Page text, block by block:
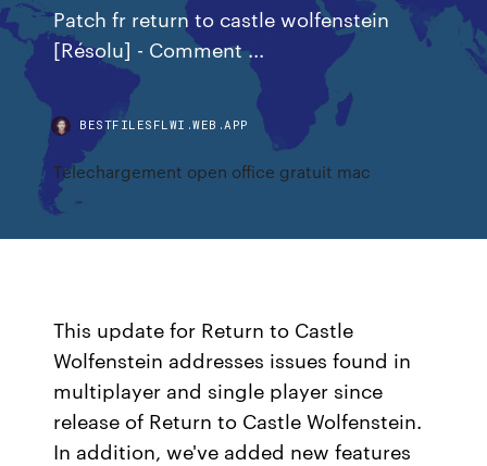
Patch fr return to castle wolfenstein
[Résolu] - Comment ...
BESTFILESFLWI.WEB.APP
Telechargement open office gratuit mac
This update for Return to Castle
Wolfenstein addresses issues found in
multiplayer and single player since
release of Return to Castle Wolfenstein.
In addition, we've added new features